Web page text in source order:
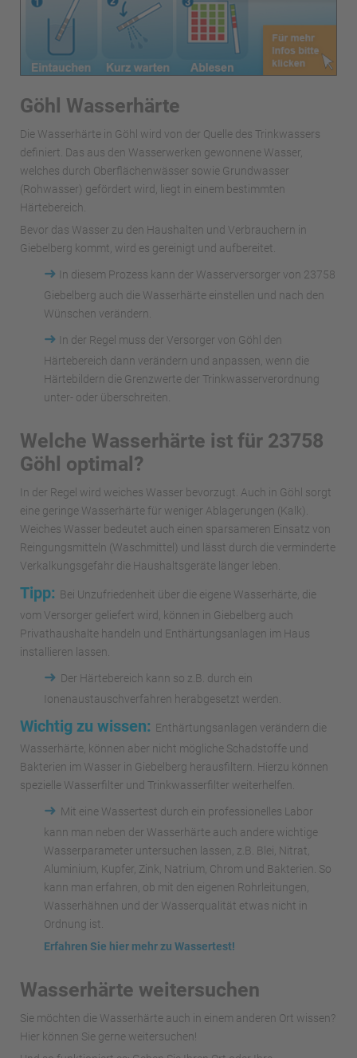
Göhl Wasserhärte
Die Wasserhärte in Göhl wird von der Quelle des Trinkwassers
definiert. Das aus den Wasserwerken gewonnene Wasser,
welches durch Oberflächenwässer sowie Grundwasser
(Rohwasser) gefördert wird, liegt in einem bestimmten
Härtebereich.
Bevor das Wasser zu den Haushalten und Verbrauchern in
Giebelberg kommt, wird es gereinigt und aufbereitet.
➜
In diesem Prozess kann der Wasserversorger von 23758
Giebelberg auch die Wasserhärte einstellen und nach den
Wünschen verändern.
➜
In der Regel muss der Versorger von Göhl den
Härtebereich dann verändern und anpassen, wenn die
Härtebildern die Grenzwerte der Trinkwasserverordnung
unter- oder überschreiten.
Welche Wasserhärte ist für 23758
Göhl optimal?
In der Regel wird weiches Wasser bevorzugt. Auch in Göhl sorgt
eine geringe Wasserhärte für weniger Ablagerungen (Kalk).
Weiches Wasser bedeutet auch einen sparsameren Einsatz von
Reingungsmitteln (Waschmittel) und lässt durch die verminderte
Verkalkungsgefahr die Haushaltsgeräte länger leben.
Tipp: Bei Unzufriedenheit über die eigene Wasserhärte, die
vom Versorger geliefert wird, können in Giebelberg auch
Privathaushalte handeln und Enthärtungsanlagen im Haus
installieren lassen.
➜ Der Härtebereich kann so z.B. durch ein
Ionenaustauschverfahren herabgesetzt werden.
Wichtig zu wissen: Enthärtungsanlagen verändern die
Wasserhärte, können aber nicht mögliche Schadstoffe und
Bakterien im Wasser in Giebelberg herausfiltern. Hierzu können
spezielle Wasserfilter und Trinkwasserfilter weiterhelfen.
➜ Mit eine Wassertest durch ein professionelles Labor
kann man neben der Wasserhärte auch andere wichtige
Wasserparameter untersuchen lassen, z.B. Blei, Nitrat,
Aluminium, Kupfer, Zink, Natrium, Chrom und Bakterien. So
kann man erfahren, ob mit den eigenen Rohrleitungen,
Wasserhähnen und der Wasserqualität etwas nicht in
Ordnung ist.
Erfahren Sie hier mehr zu Wassertest!
Wasserhärte weitersuchen
Sie möchten die Wasserhärte auch in einem anderen Ort wissen?
Hier können Sie gerne weitersuchen!